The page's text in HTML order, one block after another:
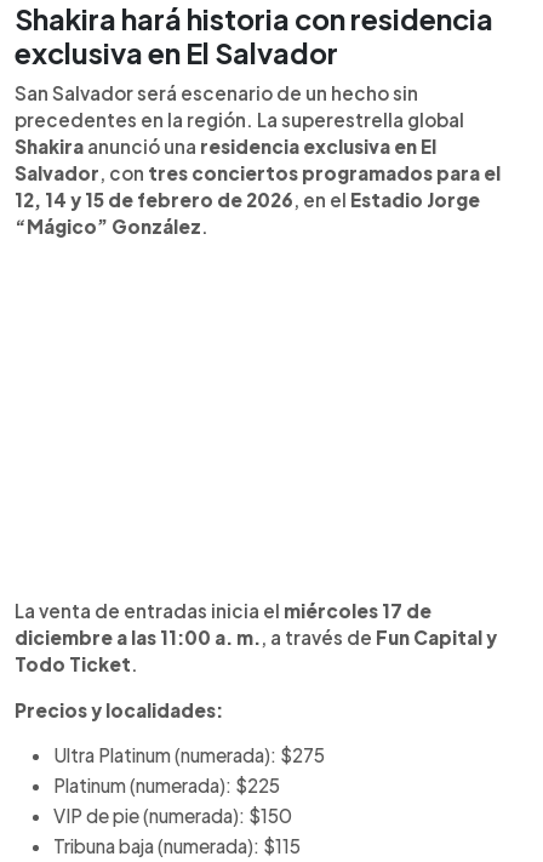
Shakira hará historia con residencia
exclusiva en El Salvador
San Salvador será escenario de un hecho sin
precedentes en la región. La superestrella global
Shakira anunció una residencia exclusiva en El
Salvador, con tres conciertos programados para el
12, 14 y 15 de febrero de 2026, en el Estadio Jorge
“Mágico” González.
La venta de entradas inicia el miércoles 17 de
diciembre a las 11:00 a. m., a través de Fun Capital y
Todo Ticket.
Precios y localidades:
Ultra Platinum (numerada): $275
Platinum (numerada): $225
VIP de pie (numerada): $150
Tribuna baja (numerada): $115